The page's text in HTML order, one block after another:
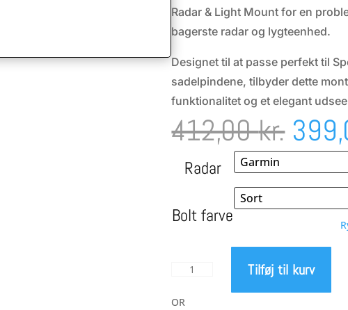
Radar & Light Mount for en
bagerste radar og lygteenhed.
Designet til at passe perfekt til
sadelpindene, tilbyder dette
funktionalitet og et elegant
412,00kr. Den
pris
var:
Radar
Bolt farve
FramesAndGear
Radar
Tilføj til kurv
OR